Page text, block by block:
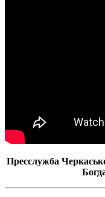
Пресслужба